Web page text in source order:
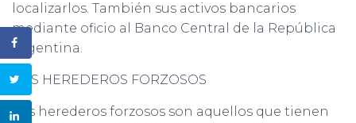
localizarlos. También sus activos bancarios
mediante oficio al Banco Central de la República
Argentina.
LOS HEREDEROS FORZOSOS
Los herederos forzosos son aquellos que tienen